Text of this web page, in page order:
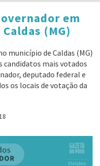
em
(MG)
município de Caldas (MG)
candidatos mais votados
deputado federal e
os locais de votação da